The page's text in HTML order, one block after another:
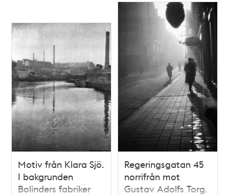
Motiv från Klara Sjö.
I bakgrunden
Bolinders fabriker
Regeringsgatan 45
norrifrån mot
Gustav Adolfs Torg.